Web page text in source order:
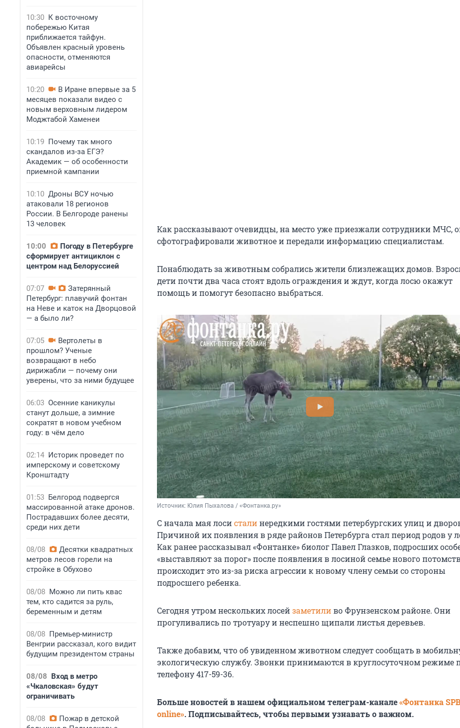
10:30 К восточному
побережью Китая
приближается тайфун.
Объявлен красный уровень
опасности, отменяются
авиарейсы
10:20
В Иране впервые за 5
месяцев показали видео с
новым верховным лидером
Моджтабой Хаменеи
10:19 Почему так много
скандалов из-за ЕГЭ?
Академик — об особенности
приемной кампании
10:10 Дроны ВСУ ночью
атаковали 18 регионов
России. В Белгороде ранены
13 человек
10:00
Погоду в Петербурге
сформирует антициклон с
центром над Белоруссией
07:07
Затерянный
Петербург: плавучий фонтан
на Неве и каток на Дворцовой
— а было ли?
07:05
Вертолеты в
прошлом? Ученые
возвращают в небо
дирижабли — почему они
уверены, что за ними будущее
06:03 Осенние каникулы
станут дольше, а зимние
сократят в новом учебном
году: в чём дело
02:14 Историк проведет по
имперскому и советскому
Кронштадту
01:53 Белгород подвергся
массированной атаке дронов.
Пострадавших более десяти,
среди них дети
08/08
Десятки квадратных
метров лесов горели на
стройке в Обухово
08/08 Можно ли пить квас
тем, кто садится за руль,
беременным и детям
08/08 Премьер-министр
Венгрии рассказал, кого видит
будущим президентом страны
08/08 Вход в метро
«Чкаловская» будут
ограничивать
08/08
Пожар в детской
Как рассказывают очевидцы, на место уже приезжали сотрудники МЧС,
сфотографировали животное и передали информацию специалистам.
Понаблюдать за животным собрались жители близлежащих домов.
дети почти два часа стоят вдоль ограждения и ждут, когда лосю окажут
помощь и помогут безопасно выбраться.
Источник: Юлия Пыхалова / «Фонтанка.ру»
С начала мая лосисталинередкими гостями петербургских улиц и
Причиной их появления в ряде районов Петербурга стал период родов у
Как ранее рассказывал «Фонтанке» биолог Павел Глазков, подросших
«выставляют за порог» после появления в лосиной семье нового
происходит это из-за риска агрессии к новому члену семьи со стороны
подросшего ребенка.
Сегодня утром нескольких лосейзаметиливо Фрунзенском районе. Они
прогуливались по тротуару и неспешно щипали листья деревьев.
Также добавим, что об увиденном животном следует сообщать в
экологическую службу. Звонки принимаются в круглосуточном режиме
телефону417-59-36.
Больше новостей в нашем официальном телеграм-канале«Фонтанка
online». Подписывайтесь, чтобы первыми узнавать о важном.